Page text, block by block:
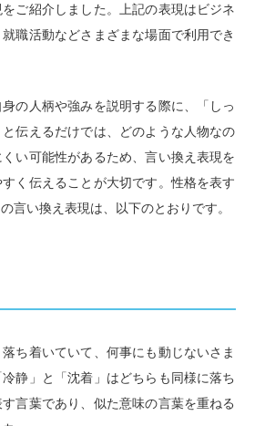
ご紹介しました。上記の表現はビジネ
職活動などさまざまな場面で利用でき
の人柄や強みを説明する際に、「しっ
伝えるだけでは、どのような人物なの
い可能性があるため、言い換え表現を
く伝えることが大切です。性格を表す
言い換え表現は、以下のとおりです。
落ち着いていて、何事にも動じないさま
静」と「沈着」はどちらも同様に落ち
言葉であり、似た意味の言葉を重ねる